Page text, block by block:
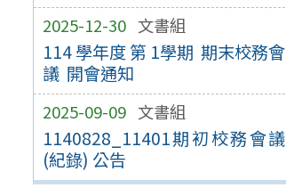
2025-12-30 文書組
114 學年度 第 1學期 期末校務會
議 開會通知
2025-09-09 文書組
1140828_11401期初校務會議
(紀錄) 公告